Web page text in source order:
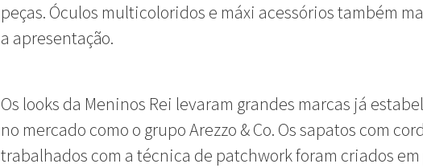
peças. Óculos multicoloridos e máxi acessórios também
a apresentação.
Os looks da Meninos Rei levaram grandes marcas já
no mercado como o grupo Arezzo & Co. Os sapatos com
trabalhados com a técnica de patchwork foram criados